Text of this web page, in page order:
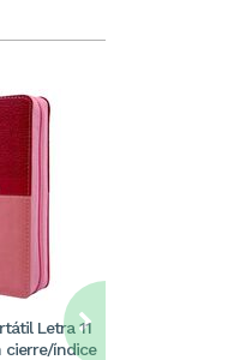
Letra 11
cierre/índice